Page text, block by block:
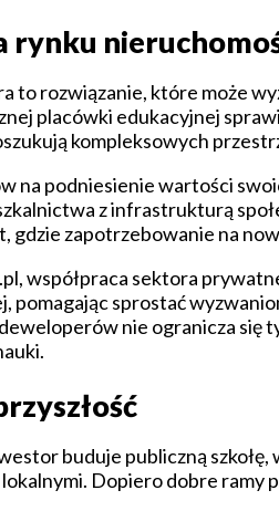
rynku
to rozwiązanie, które może
placówki edukacyjnej
kompleksowych
na podniesienie wartości
z infrastrukturą
gdzie zapotrzebowanie na
współpraca sektora
sprostać
nie ogranicza się
buduje publiczną
Dopiero dobre